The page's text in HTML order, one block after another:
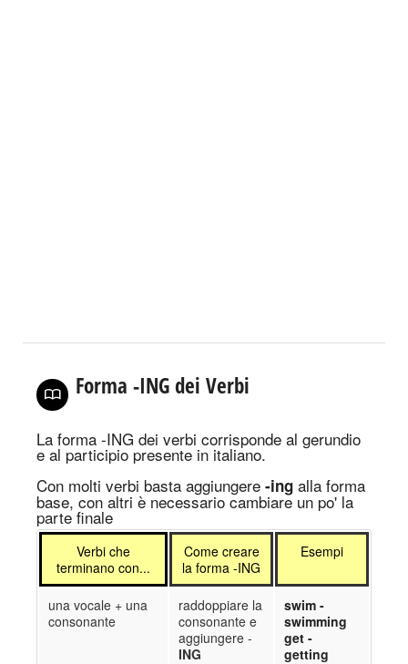
Forma -ING dei Verbi
La forma -ING dei verbi corrisponde al gerundio
e al participio presente in italiano.
Con molti verbi basta aggiungere -ing alla forma
base, con altri è necessario cambiare un po' la
parte finale
Verbi che
terminano con...
Come creare
la forma -ING
Esempi
una vocale + una
consonante
raddoppiare la
consonante e
aggiungere -
ING
swim -
swimming
get -
getting